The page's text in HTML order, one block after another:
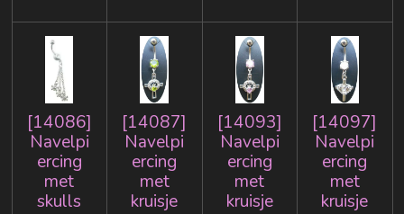
[14086]
Navelpi
ercing
met
skulls
[14087]
Navelpi
ercing
met
kruisje
[14093]
Navelpi
ercing
met
kruisje
[14097]
Navelpi
ercing
met
kruisje